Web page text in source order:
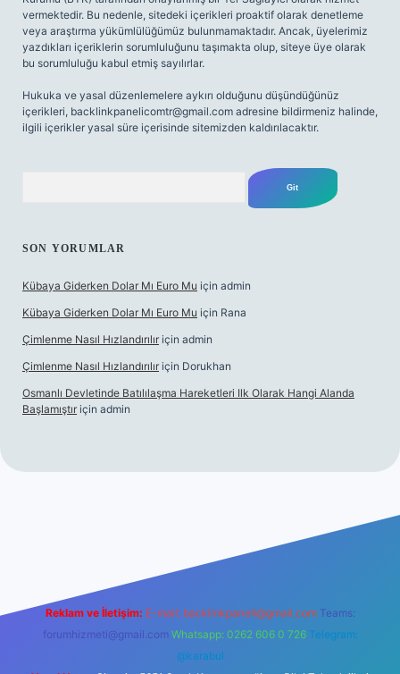
vermektedir. Bu nedenle, sitedeki içerikleri proaktif olarak denetleme
veya araştırma yükümlülüğümüz bulunmamaktadır. Ancak, üyelerimiz
yazdıkları içeriklerin sorumluluğunu taşımakta olup, siteye üye olarak
bu sorumluluğu kabul etmiş sayılırlar.
Hukuka ve yasal düzenlemelere aykırı olduğunu düşündüğünüz
içerikleri, backlinkpanelicomtr@gmail.com adresine bildirmeniz halinde,
ilgili içerikler yasal süre içerisinde sitemizden kaldırılacaktır.
SON YORUMLAR
Kübaya Giderken Dolar Mı Euro Mu için admin
Kübaya Giderken Dolar Mı Euro Mu için Rana
Çimlenme Nasıl Hızlandırılır için admin
Çimlenme Nasıl Hızlandırılır için Dorukhan
Osmanlı Devletinde Batılılaşma Hareketleri Ilk Olarak Hangi Alanda
Başlamıştır için admin
Reklam ve İletişim: E-mail: backlinkpaneli@gmail.com Teams:
forumhizmeti@gmail.com Whatsapp: 0262 606 0 726 Telegram:
@karabul